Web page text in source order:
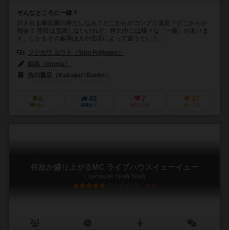
そんなところに一線？
許される最低限の身だしなみ？どこからがコンプラ違反？どこからが
都会？ 普段は意識しないけれど、世の中には様々な「一線」がありま
す。しかもその基準は人や立場によって違うという...
フジカワ ユウト（Yuto Fujikawa）
絵馬（emma）
角刈書店（Kakugari Books）
6
興味あり
43
経験あり
7
お気に入り
27
持ってる
何故か盛り上がるMC ライブハウスイェーイェー
Livehouse Yeah Yeah
5.7